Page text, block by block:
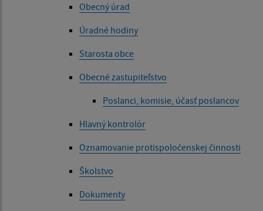
Obecný úrad
Úradné hodiny
Starosta obce
Obecné zastupiteľstvo
Poslanci, komisie, účasť poslancov
Hlavný kontrolór
Oznamovanie protispoločenskej činnosti
Školstvo
Dokumenty